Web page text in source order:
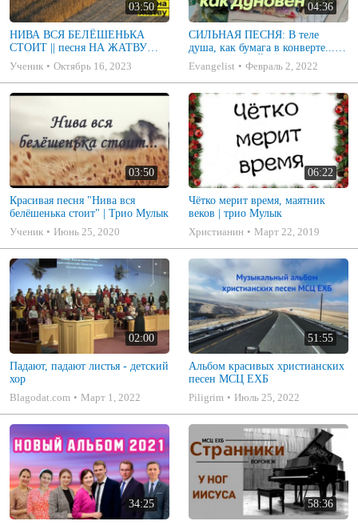
03:50
НИВА ВСЯ БЕЛЁШЕНЬКА
СТОИТ || песня НА ЖАТВУ
(трио Мулык)
Ученик Октябрь 16, 2023
04:36
СИЛЬНАЯ ПЕСНЯ: В теле
душа, как бумага в конверте...
(ЖИЗНЬ ПРОЙДЁТ КАК
ДУНОВЕНИЕ) | Трио Мулык
Evangelist Февраль 2, 2022
03:50
Красивая песня "Нива вся
белёшенька стоит" | Трио Мулык
Ученик
Июнь 25, 2020
06:22
Чётко мерит время, маятник
веков | трио Мулык
Христианин
Март 22, 2019
02:00
Падают, падают листья - детский
хор
Blagodat.com
Март 1, 2022
51:55
Альбом красивых христианских
песен МСЦ ЕХБ
Piligrim
Июль 25, 2022
34:25 58:36